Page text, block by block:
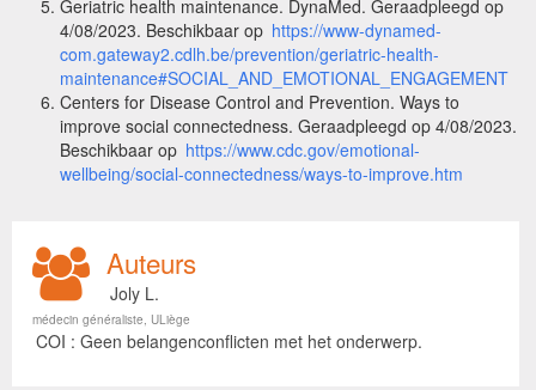
Geriatric health maintenance. DynaMed. Geraadpleegd op
4/08/2023. Beschikbaar op https://www-dynamed-
com.gateway2.cdlh.be/prevention/geriatric-health-
maintenance#SOCIAL_AND_EMOTIONAL_ENGAGEMENT
Centers for Disease Control and Prevention. Ways to
improve social connectedness. Geraadpleegd op 4/08/2023.
Beschikbaar op https://www.cdc.gov/emotional-
wellbeing/social-connectedness/ways-to-improve.htm
Auteurs
Joly L.
médecin généraliste, ULiège
COI : Geen belangenconflicten met het onderwerp.